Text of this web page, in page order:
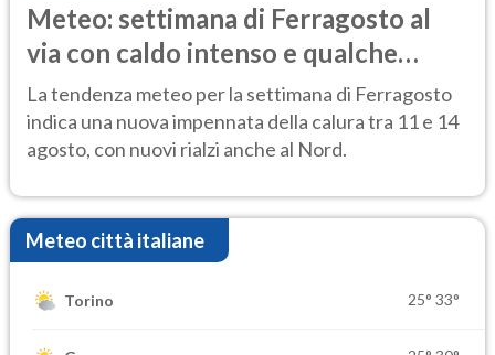
Meteo: settimana di Ferragosto al
via con caldo intenso e qualche
temporale
La tendenza meteo per la settimana di Ferragosto
indica una nuova impennata della calura tra 11 e 14
agosto, con nuovi rialzi anche al Nord.
Meteo città italiane
Torino 25° 33°